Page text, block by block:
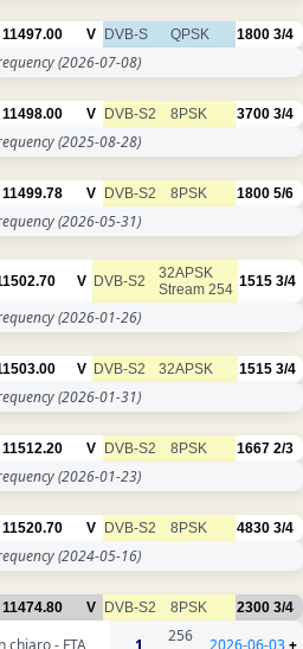
11497.00 V DVB-S QPSK 1800 3/4
(2026-07-08)
11498.00 V DVB-S2 8PSK 3700 3/4
(2025-08-28)
11499.78 V DVB-S2 8PSK 1800 5/6
(2026-05-31)
V DVB-S2
32APSK
Stream 254 1515 3/4
(2026-01-26)
V DVB-S2 32APSK 1515 3/4
(2026-01-31)
11512.20 V DVB-S2 8PSK 1667 2/3
(2026-01-23)
11520.70 V DVB-S2 8PSK 4830 3/4
(2024-05-16)
11474.80 V DVB-S2 8PSK 2300 3/4
chiaro - FTA 1
256
2026-06-03+